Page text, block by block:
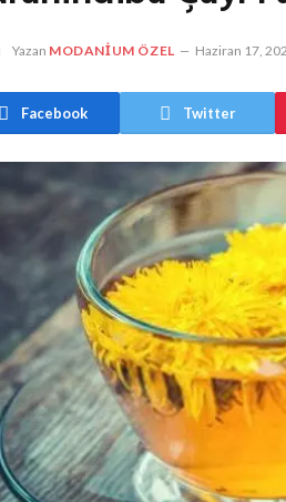
Yazan MODANIUM ÖZEL Haziran 17,
Facebook Twitter